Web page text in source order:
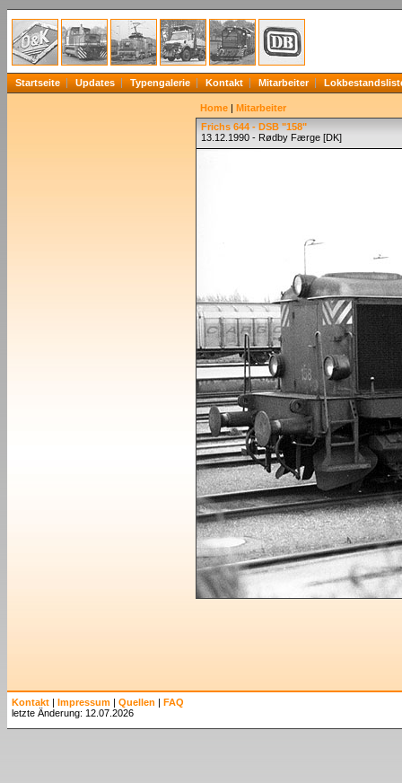
Startseite Updates Typengalerie Kontakt Mitarbeiter
Home | Mitarbeiter
Frichs 644 - DSB "158"
13.12.1990 - Rødby Færge [DK]
Kontakt | Impressum | Quellen | FAQ
letzte Änderung: 12.07.2026